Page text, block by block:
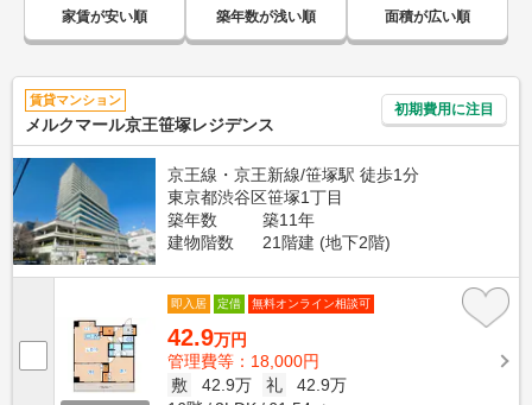
家賃が安い順 築年数が浅い順 面積が広い順
賃貸マンション
メルクマール京王笹塚レジデンス
初期費用に注目
京王線・京王新線/笹塚駅 徒歩1分
東京都渋谷区笹塚1丁目
築年数
築11年
建物階数
21階建 (地下2階)
即入居 定借 無料オンライン相談可
42.9万円
管理費等：18,000円
敷
42.9万 礼
42.9万